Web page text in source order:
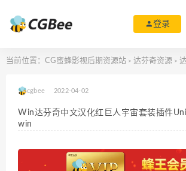
登录
当前位置： CG蜜蜂影视后期资源站 > 达芬奇资源 >
cgbee 2022-04-02
Win达芬奇中文汉化红巨人宇宙套装插件
win